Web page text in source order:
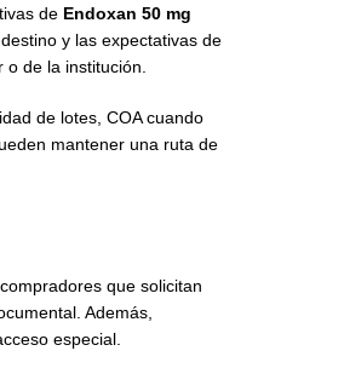
de Endoxan 50 mg
y las expectativas de
de la institución.
de lotes, COA cuando
mantener una ruta de
que solicitan
Además,
especial.